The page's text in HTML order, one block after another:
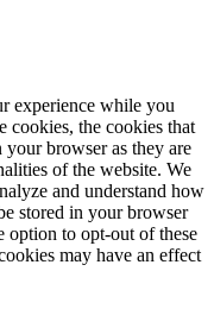
experience while you
cookies, the cookies that
your browser as they are
of the website. We
and understand how
stored in your browser
option to opt-out of these
may have an effect